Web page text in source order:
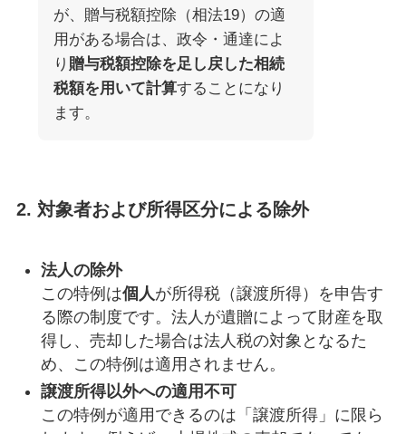
が、贈与税額控除（相法19）の適
用がある場合は、政令・通達によ
り 贈与税額控除を足し戻した相続
税額を用いて計算することになり
ます。
2. 対象者および所得区分による除外
法人の除外
この特例は個人 が所得税（譲渡所得）を申告す
る際の制度です。法人が遺贈によって財産を取
得し、売却した場合は法人税の対象となるた
め、この特例は適用されません。
譲渡所得以外への適用不可
この特例が適用できるのは「譲渡所得」に限ら